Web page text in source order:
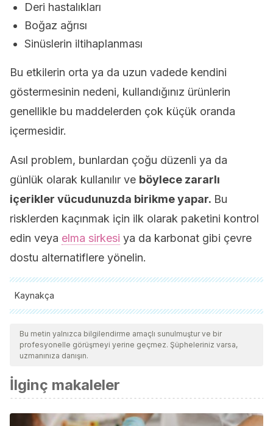
Deri hastalıkları
Boğaz ağrısı
Sinüslerin iltihaplanması
Bu etkilerin orta ya da uzun vadede kendini
göstermesinin nedeni, kullandığınız ürünlerin
genellikle bu maddelerden çok küçük oranda
içermesidir.
Asıl problem, bunlardan çoğu düzenli ya da
günlük olarak kullanılır ve böylece zararlı
içerikler vücudunuzda birikme yapar. Bu
risklerden kaçınmak için ilk olarak paketini kontrol
edin veya elma sirkesi ya da karbonat gibi çevre
dostu alternatiflere yönelin.
Kaynakça
Tüm alıntı yapılan kaynaklar, kalitelerini, güvenilirliklerini,
güncelliklerini ve geçerliliklerini sağlamak için ekibimiz
tarafından derinlemesine incelendi. Bu makalenin bibliyografisi
kabul edildi.
ATSDR (Agencia para Sustancias Tóxicas y el Registro de
Enfermedades). Resúmenes de Salud Pública – Cloroformo
Bu metin yalnızca bilgilendirme amaçlı sunulmuştur ve bir
profesyonelle görüşmeyi yerine geçmez. Şüpheleriniz varsa,
uzmanınıza danışın.
İlginç makaleler